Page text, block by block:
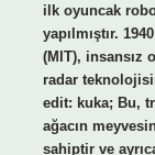
ilk oyuncak
yapılmıştır.
(MIT), insansız
radar
edit: kuka; Bu,
ağacın
sahiptir ve